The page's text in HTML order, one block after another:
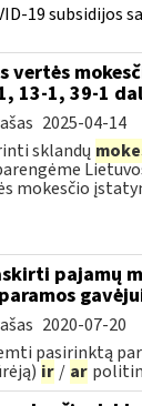
19 subsidijos
vertės
13-1, 39-1
2025-04-14
sklandų
mokesčio
pajamų
2020-07-20
pasirinktą
ir / ar